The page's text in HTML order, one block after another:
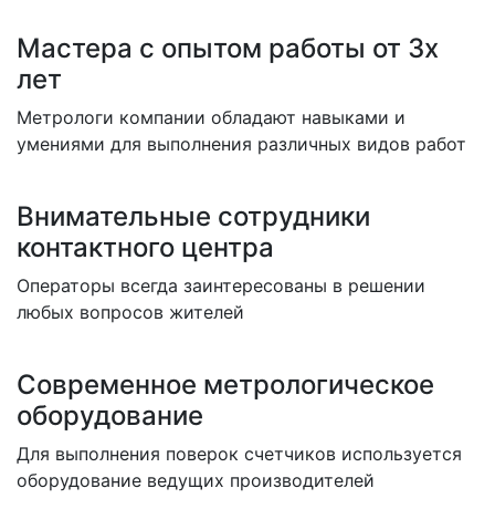
Мастера с опытом работы от 3х
лет
Метрологи компании обладают навыками и
умениями для выполнения различных видов работ
Внимательные сотрудники
контактного центра
Операторы всегда заинтересованы в решении
любых вопросов жителей
Современное метрологическое
оборудование
Для выполнения поверок счетчиков используется
оборудование ведущих производителей